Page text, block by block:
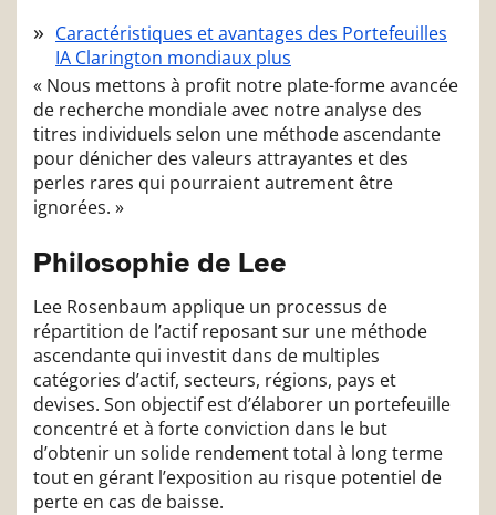
Caractéristiques et avantages des Portefeuilles
IA Clarington mondiaux plus
« Nous mettons à profit notre plate-forme avancée
de recherche mondiale avec notre analyse des
titres individuels selon une méthode ascendante
pour dénicher des valeurs attrayantes et des
perles rares qui pourraient autrement être
ignorées. »
Philosophie de Lee
Lee Rosenbaum applique un processus de
répartition de l’actif reposant sur une méthode
ascendante qui investit dans de multiples
catégories d’actif, secteurs, régions, pays et
devises. Son objectif est d’élaborer un portefeuille
concentré et à forte conviction dans le but
d’obtenir un solide rendement total à long terme
tout en gérant l’exposition au risque potentiel de
perte en cas de baisse.